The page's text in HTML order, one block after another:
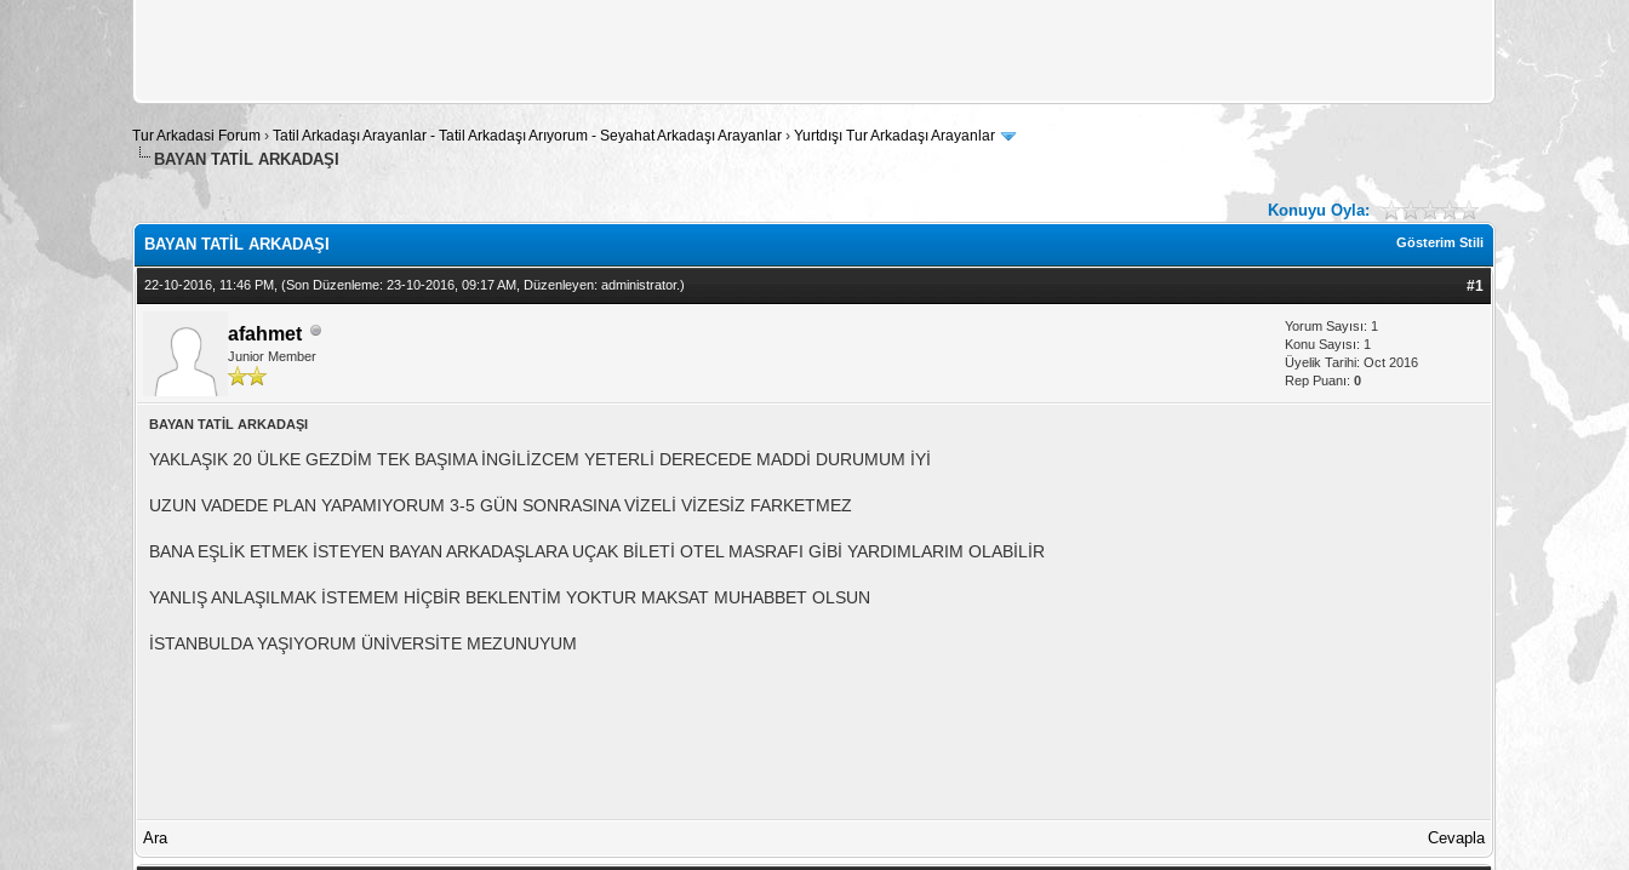
Tur Arkadasi Forum ›Tatil Arkadaşı Arayanlar - Tatil Arkadaşı Arıyorum - Seyahat Arkadaşı Arayanlar›Yurtdışı Tur Arkadaşı Arayanlar
BAYAN TATİL ARKADAŞI
Konuyu Oyla:
Toplam: 0 Oy - Ortalama: 0
Gösterim Stili
BAYAN TATİL ARKADAŞI
22-10-2016, 11:46 PM,(Son Düzenleme: 23-10-2016, 09:17 AM, Düzenleyen:administrator.) #1
afahmet
Junior Member
Yorum Sayısı: 1
Konu Sayısı: 1
Üyelik Tarihi: Oct 2016
Rep Puanı:0
BAYAN TATİL ARKADAŞI
YAKLAŞIK 20 ÜLKE GEZDİM TEK BAŞIMA İNGİLİZCEM YETERLİ DERECEDE MADDİ DURUMUM İYİ
UZUN VADEDE PLAN YAPAMIYORUM 3-5 GÜN SONRASINA VİZELİ VİZESİZ FARKETMEZ
BANA EŞLİK ETMEK İSTEYEN BAYAN ARKADAŞLARA UÇAK BİLETİ OTEL MASRAFI GİBİ YARDIMLARIM OLABİLİR
YANLIŞ ANLAŞILMAK İSTEMEM HİÇBİR BEKLENTİM YOKTUR MAKSAT MUHABBET OLSUN
İSTANBULDA YAŞIYORUM ÜNİVERSİTE MEZUNUYUM
Ara Cevapla